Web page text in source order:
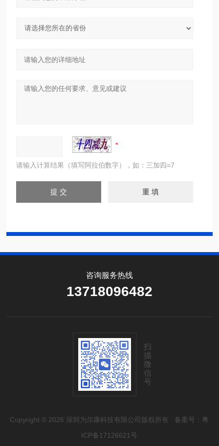
请输入计算结果（填写阿拉伯数字），如：三加四=7
咨询服务热线
13718096482
扫
描
微
信
号
Copyright © 2026 深圳为尔康科技有限公司版权所有 备案号：粤
ICP备17126621号